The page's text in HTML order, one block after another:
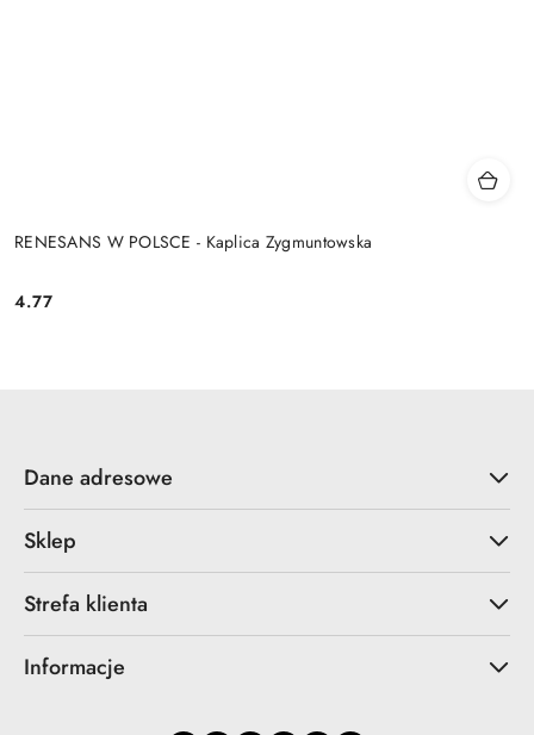
RENESANS W POLSCE - Kaplica Zygmuntowska
Cena:
4.77
Dane adresowe
Sklep
Strefa klienta
Informacje